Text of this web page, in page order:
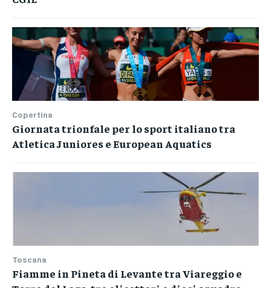
Copertina
Giornata trionfale per lo sport italiano tra
Atletica Juniores e European Aquatics
Toscana
Fiamme in Pineta di Levante tra Viareggio e